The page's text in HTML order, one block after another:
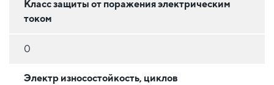
Класс защиты от поражения электрическим
током
0
Электр износостойкость, циклов